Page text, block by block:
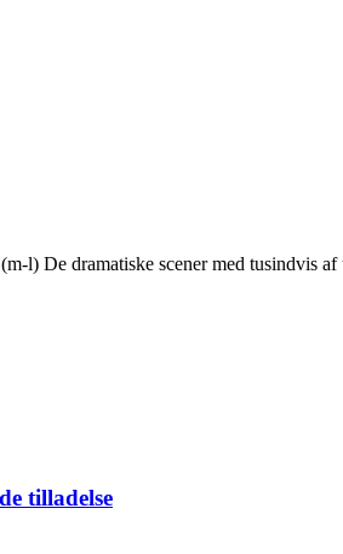
De dramatiske scener med tusindvis af
tilladelse